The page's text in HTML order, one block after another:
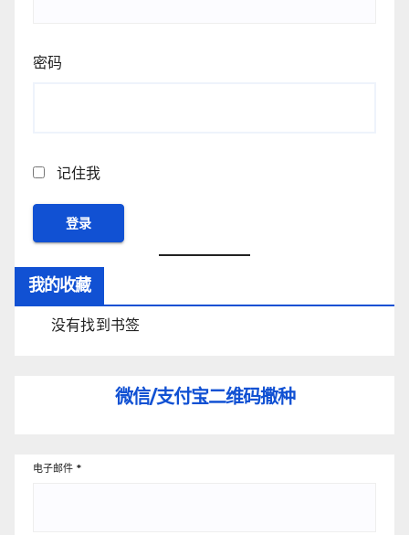
密码
记住我
我的收藏
没有找到书签
微信/支付宝二维码撒种
电子邮件 *